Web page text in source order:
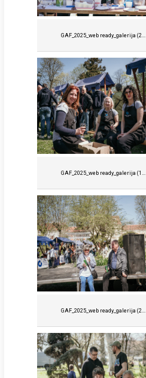
GAF_2025_web ready_galerija (2...
GAF_2025_web ready_galerija (1...
GAF_2025_web ready_galerija (2...